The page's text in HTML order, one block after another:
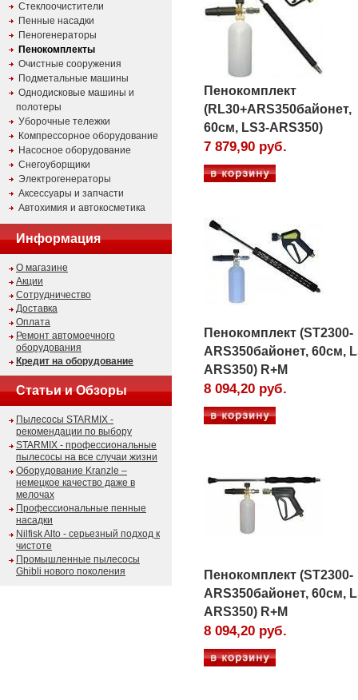
Стеклоочистители
Пенные насадки
Пеногенераторы
Пенокомплекты
Очистные сооружения
Подметальные машины
Однодисковые машины и
полотеры
Уборочные тележки
Компрессорное оборудование
Насосное оборудование
Снегоуборщики
Электрогенераторы
Аксессуары и запчасти
Автохимия и автокосметика
Информация
О магазине
Акции
Сотрудничество
Доставка
Оплата
Ремонт автомоечного
оборудования
Кредит на оборудование
Статьи и Обзоры
Пылесосы STARMIX -
рекомендации по выбору
STARMIX - профессиональные
пылесосы на все случаи жизни
Оборудование Kranzle –
немецкое качество даже в
мелочах
Профессиональные пенные
насадки
Nilfisk Alto - серьезный подход к
чистоте
Промышленные пылесосы
Ghibli нового поколения
Пенокомплект
(RL30+ARS350байонет,
60см, LS3-ARS350)
7 879,90 руб.
Пенокомплект (ST2300-
ARS350байонет, 60см,
ARS350) R+M
8 094,20 руб.
Пенокомплект (ST2300-
ARS350байонет, 60см,
ARS350) R+M
8 094,20 руб.